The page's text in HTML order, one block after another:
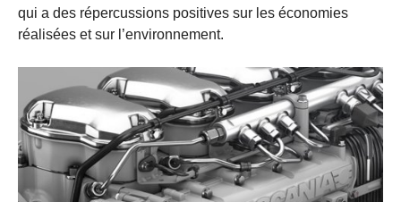
qui a des répercussions positives sur les économies
réalisées et sur l’environnement.